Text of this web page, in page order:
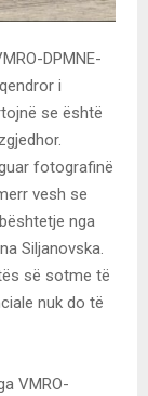
DPMNE-
i
se është
fotografinë
vesh se
nga
Siljanovska.
së sotme të
nuk do të
VMRO-